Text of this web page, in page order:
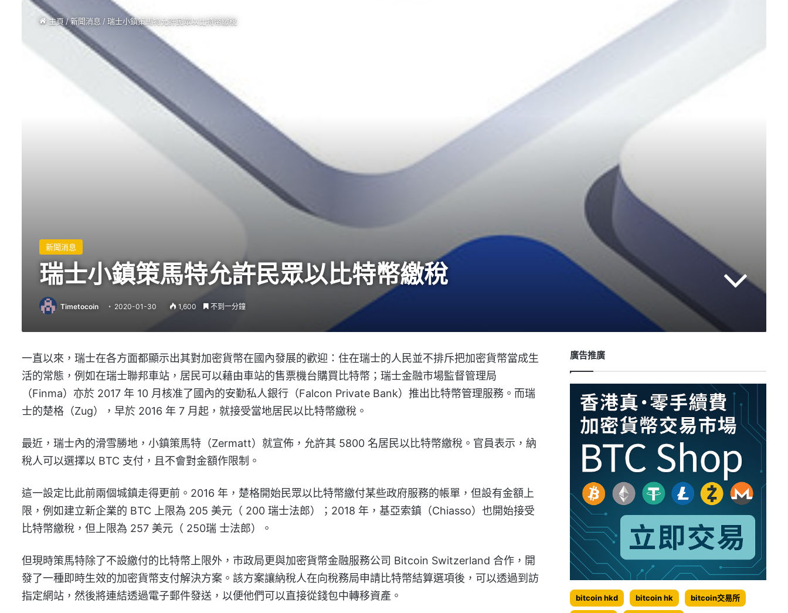
主頁 /新聞消息 /瑞士小鎮策馬特允許民眾以比特幣繳稅
新聞消息
瑞士小鎮策馬特允許民眾以比特幣繳稅
Timetocoin 2020-01-30 1,600 不到一分鐘
一直以來，瑞士在各方面都顯示出其對加密貨幣在國內發展的歡迎：住在瑞士的人民並不排斥把加密貨幣當成生
活的常態，例如在瑞士聯邦車站，居民可以藉由車站的售票機台購買比特幣；瑞士金融市場監督管理局
（Finma）亦於 2017 年 10 月核准了國內的安勤私人銀行（Falcon Private Bank）推出比特幣管理服務。而瑞
士的楚格（Zug），早於 2016 年 7 月起，就接受當地居民以比特幣繳稅。
最近，瑞士內的滑雪勝地，小鎮策馬特（Zermatt）就宣佈，允許其 5800 名居民以比特幣繳稅。官員表示，納
稅人可以選擇以 BTC 支付，且不會對金額作限制。
這一設定比此前兩個城鎮走得更前。2016 年，楚格開始民眾以比特幣繳付某些政府服務的帳單，但設有金額上
限，例如建立新企業的 BTC 上限為 205 美元（ 200 瑞士法郎）；2018 年，基亞索鎮（Chiasso）也開始接受
比特幣繳稅，但上限為 257 美元（ 250瑞 士法郎）。
但現時策馬特除了不設繳付的比特幣上限外，市政局更與加密貨幣金融服務公司 Bitcoin Switzerland 合作，開
發了一種即時生效的加密貨幣支付解決方案。該方案讓納稅人在向稅務局申請比特幣結算選項後，可以透過到訪
指定網站，然後將連結透過電子郵件發送，以便他們可以直接從錢包中轉移資產。
廣告推廣
bitcoin hkd bitcoin hk bitcoin交易所